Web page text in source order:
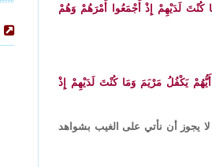
كُنْتَ لَدَيْهِمْ إِذْ أَجْمَعُوا أَمْرَهُمْ وَهُمْ
يَكْفُلُ مَرْيَمَ وَمَا كُنْتَ لَدَيْهِمْ إِذْ
يجوز أن نأتي على الغيب بشواهد